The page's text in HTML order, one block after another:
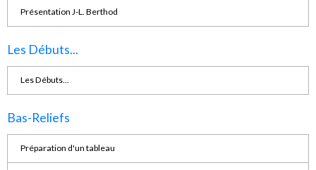
Présentation J-L. Berthod
Les Débuts...
Les Débuts...
Bas-Reliefs
Préparation d'un tableau